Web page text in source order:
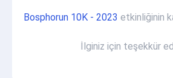
Bosphorun 10K - 2023 etkinliğinin
İlginiz için teşekkür